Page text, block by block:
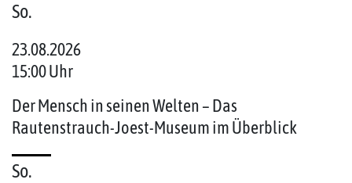
So.
23.08.2026
15:00 Uhr
Der Mensch in seinen Welten – Das
Rautenstrauch-Joest-Museum im Überblick
So.